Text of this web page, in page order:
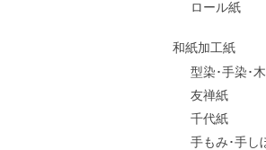
ロール紙
和紙加工紙
型染･手染･
友禅紙
千代紙
手もみ･手し